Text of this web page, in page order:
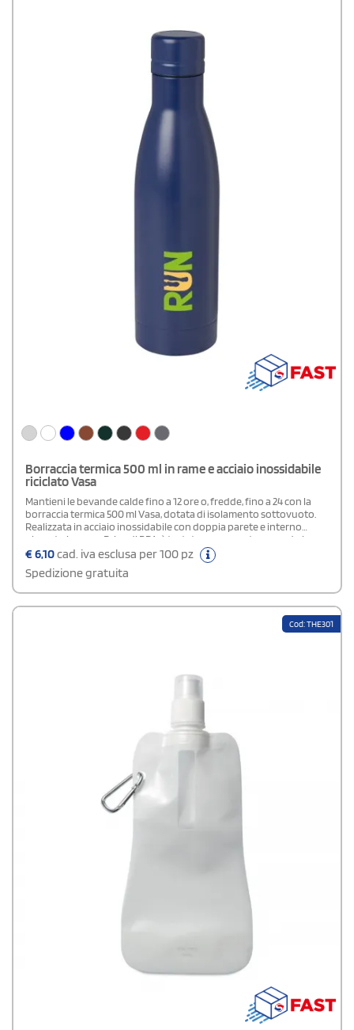
Borraccia termica 500 ml in rame e acciaio inossidabile
riciclato Vasa
Mantieni le bevande calde fino a 12 ore o, fredde, fino a 24 con la
borraccia termica 500 ml Vasa, dotata di isolamento sottovuoto.
Realizzata in acciaio inossidabile con doppia parete e interno
placcato in rame. Priva di BPA, è testata e approvata secondo la
legislazione tedesca sulla sicurezza alimentare (LFGB) e conforme
al regolamento REACH per il contenuto di ftalati. Viene fornita in
una confezione regalo realizzata con materiali responsabili e
sostenibili.
€6,10cad. iva esclusa per 100 pz
Spedizione gratuita
Cod: THE301